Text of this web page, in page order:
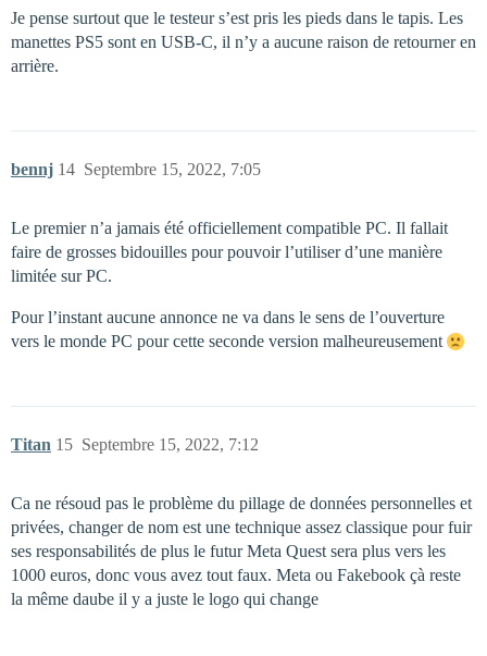
Je pense surtout que le testeur s’est pris les pieds dans le tapis. Les
manettes PS5 sont en USB-C, il n’y a aucune raison de retourner en
arrière.
bennj Septembre 15, 2022, 7:05
14
Le premier n’a jamais été officiellement compatible PC. Il fallait
faire de grosses bidouilles pour pouvoir l’utiliser d’une manière
limitée sur PC.
Pour l’instant aucune annonce ne va dans le sens de l’ouverture
vers le monde PC pour cette seconde version malheureusement
Titan Septembre 15, 2022, 7:12
15
Ca ne résoud pas le problème du pillage de données personnelles et
privées, changer de nom est une technique assez classique pour fuir
ses responsabilités de plus le futur Meta Quest sera plus vers les
1000 euros, donc vous avez tout faux. Meta ou Fakebook çà reste
la même daube il y a juste le logo qui change